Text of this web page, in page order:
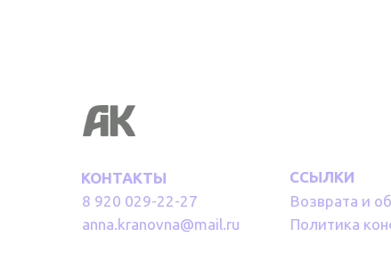
КОНТАКТЫ
8 920 029-22-27
anna.kranovna@mail.ru
ССЫЛКИ
Возврата и
Политика